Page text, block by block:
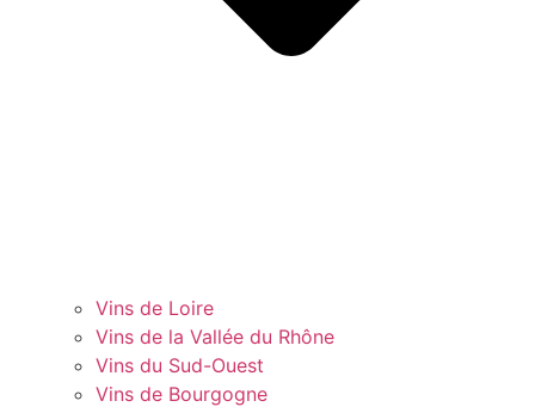
Vins de Loire
Vins de la Vallée du Rhône
Vins du Sud-Ouest
Vins de Bourgogne